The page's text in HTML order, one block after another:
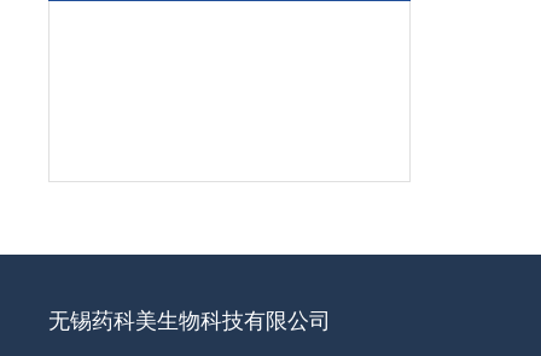
无锡药科美生物科技有限公司